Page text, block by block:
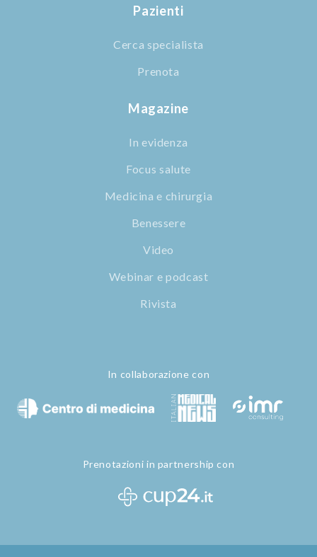
Pazienti
Cerca specialista
Prenota
Magazine
In evidenza
Focus salute
Medicina e chirurgia
Benessere
Video
Webinar e podcast
Rivista
In collaborazione con
Prenotazioni in partnership con